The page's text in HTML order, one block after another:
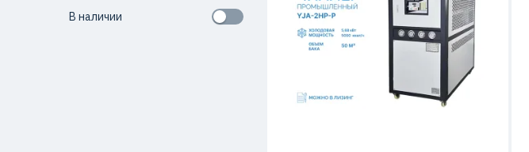
В наличии
Тип компрессора Спиральный